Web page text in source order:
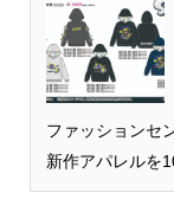
ファッションセ
新作アパレルを